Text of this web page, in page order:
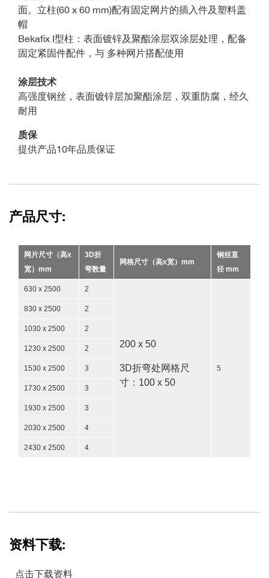
面。立柱(60 x 60 mm)配有固定网片的插入件及塑料盖
帽
Bekafix I型柱：表面镀锌及聚酯涂层双涂层处理，配备
固定紧固件配件，与 多种网片搭配使用
涂层技术
高强度钢丝，表面镀锌层加聚酯涂层，双重防腐，经久
耐用
质保
提供产品10年品质保证
产品尺寸:
网片尺寸（高x
宽）mm
3D折
弯数量
网格尺寸（高x宽）mm
钢丝直
径 mm
630 x 2500 2
200 x 50
3D折弯处网格尺
寸：100 x 50
5
830 x 2500 2
1030 x 2500 2
1230 x 2500 2
1530 x 2500 3
1730 x 2500 3
1930 x 2500 3
2030 x 2500 4
2430 x 2500 4
资料下载:
点击下载资料